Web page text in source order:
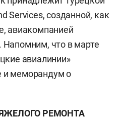
Services, созданной, как
авиакомпанией
Напомним, что в марте
авиалинии»
и меморандум о
РЕМОНТА